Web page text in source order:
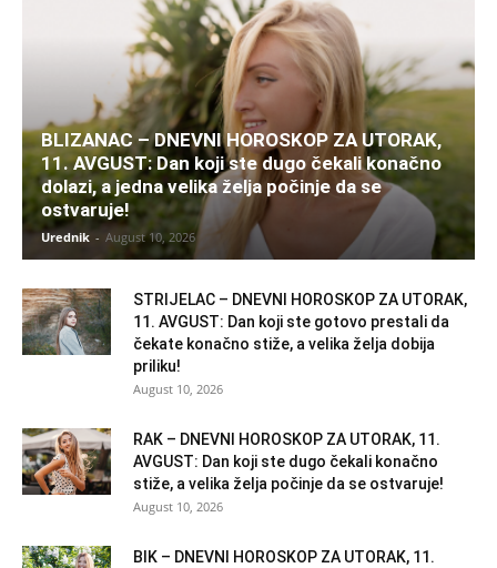
BLIZANAC – DNEVNI HOROSKOP ZA UTORAK,
11. AVGUST: Dan koji ste dugo čekali konačno
dolazi, a jedna velika želja počinje da se
ostvaruje!
Urednik - August 10, 2026
STRIJELAC – DNEVNI HOROSKOP ZA UTORAK,
11. AVGUST: Dan koji ste gotovo prestali da
čekate konačno stiže, a velika želja dobija
priliku!
August 10, 2026
RAK – DNEVNI HOROSKOP ZA UTORAK, 11.
AVGUST: Dan koji ste dugo čekali konačno
stiže, a velika želja počinje da se ostvaruje!
August 10, 2026
BIK – DNEVNI HOROSKOP ZA UTORAK, 11.